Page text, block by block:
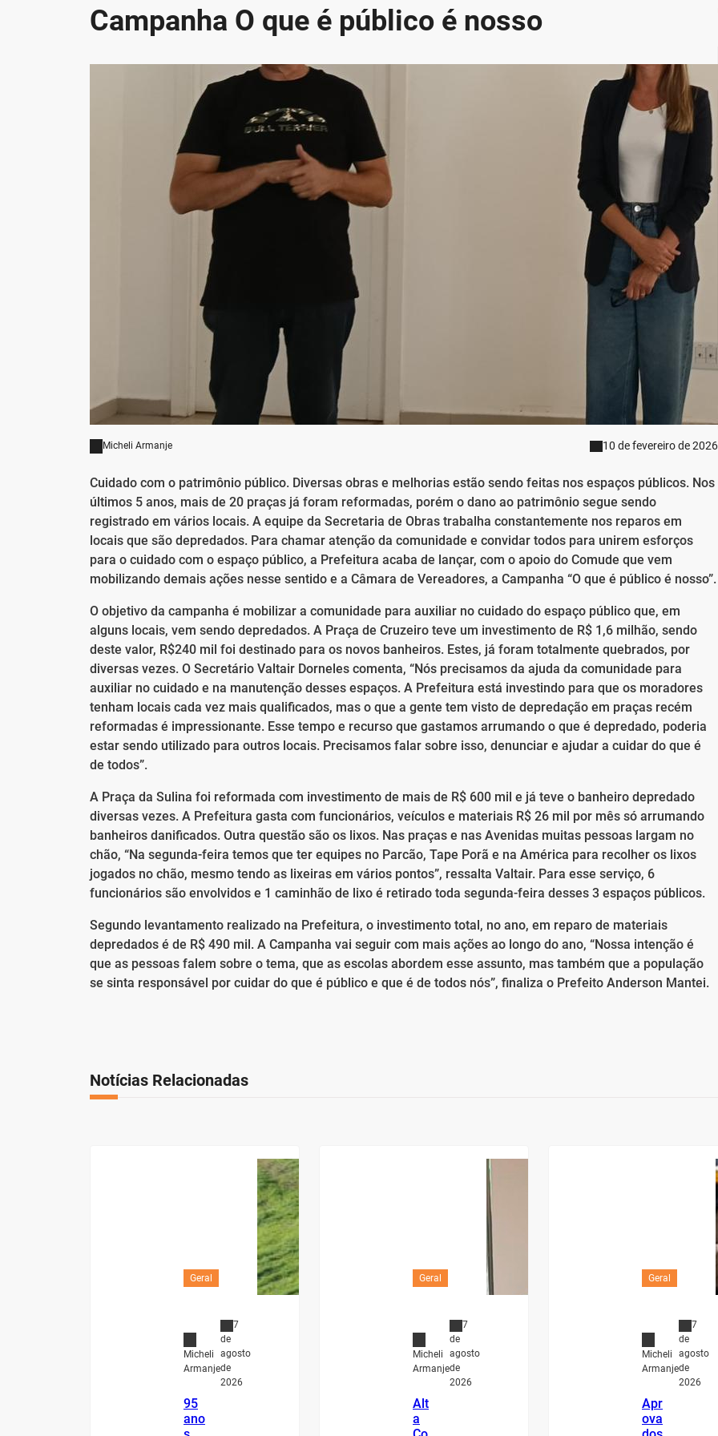
Campanha O que é público é nosso
Micheli Armanje 10 de fevereiro de 2026
Cuidado com o patrimônio público. Diversas obras e melhorias estão sendo feitas nos espaços públicos. Nos
últimos 5 anos, mais de 20 praças já foram reformadas, porém o dano ao patrimônio segue sendo
registrado em vários locais. A equipe da Secretaria de Obras trabalha constantemente nos reparos em
locais que são depredados. Para chamar atenção da comunidade e convidar todos para unirem esforços
para o cuidado com o espaço público, a Prefeitura acaba de lançar, com o apoio do Comude que vem
mobilizando demais ações nesse sentido e a Câmara de Vereadores, a Campanha “O que é público é nosso”.
O objetivo da campanha é mobilizar a comunidade para auxiliar no cuidado do espaço público que, em
alguns locais, vem sendo depredados. A Praça de Cruzeiro teve um investimento de R$ 1,6 milhão, sendo
deste valor, R$240 mil foi destinado para os novos banheiros. Estes, já foram totalmente quebrados, por
diversas vezes. O Secretário Valtair Dorneles comenta, “Nós precisamos da ajuda da comunidade para
auxiliar no cuidado e na manutenção desses espaços. A Prefeitura está investindo para que os moradores
tenham locais cada vez mais qualificados, mas o que a gente tem visto de depredação em praças recém
reformadas é impressionante. Esse tempo e recurso que gastamos arrumando o que é depredado, poderia
estar sendo utilizado para outros locais. Precisamos falar sobre isso, denunciar e ajudar a cuidar do que é
de todos”.
A Praça da Sulina foi reformada com investimento de mais de R$ 600 mil e já teve o banheiro depredado
diversas vezes. A Prefeitura gasta com funcionários, veículos e materiais R$ 26 mil por mês só arrumando
banheiros danificados. Outra questão são os lixos. Nas praças e nas Avenidas muitas pessoas largam no
chão, “Na segunda-feira temos que ter equipes no Parcão, Tape Porã e na América para recolher os lixos
jogados no chão, mesmo tendo as lixeiras em vários pontos”, ressalta Valtair. Para esse serviço, 6
funcionários são envolvidos e 1 caminhão de lixo é retirado toda segunda-feira desses 3 espaços públicos.
Segundo levantamento realizado na Prefeitura, o investimento total, no ano, em reparo de materiais
depredados é de R$ 490 mil. A Campanha vai seguir com mais ações ao longo do ano, “Nossa intenção é
que as pessoas falem sobre o tema, que as escolas abordem esse assunto, mas também que a população
se sinta responsável por cuidar do que é público e que é de todos nós”, finaliza o Prefeito Anderson Mantei.
Notícias Relacionadas
Geral
Micheli
Armanje
7
de
agosto
de
2026
95
ano
Geral
Micheli
Armanje
7
de
agosto
de
2026
Alt
a
Geral
Micheli
Armanje
7
de
agosto
de
2026
Apr
ova